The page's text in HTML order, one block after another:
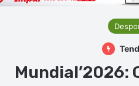
Mundial’2026: